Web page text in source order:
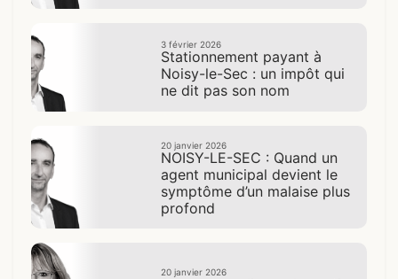
3 février 2026
Stationnement payant à
Noisy-le-Sec : un impôt qui
ne dit pas son nom
20 janvier 2026
NOISY-LE-SEC : Quand un
agent municipal devient le
symptôme d’un malaise plus
profond
20 janvier 2026